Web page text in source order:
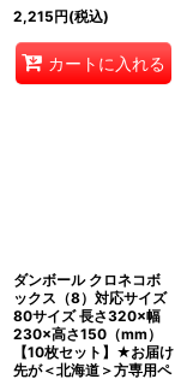
2,215円(税込)
カートに入れる
ダンボール クロネコボ
ックス（8）対応サイズ
80サイズ 長さ320×幅
230×高さ150（mm）
【10枚セット】★お届け
先が＜北海道＞方専用ペ